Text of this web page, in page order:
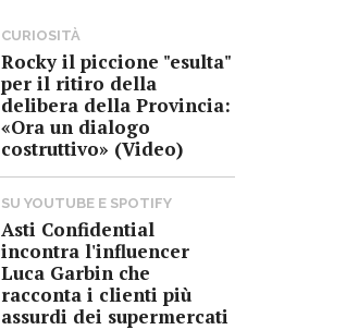
CURIOSITÀ
Rocky il piccione "esulta"
per il ritiro della
delibera della Provincia:
«Ora un dialogo
costruttivo» (Video)
SU YOUTUBE E SPOTIFY
Asti Confidential
incontra l'influencer
Luca Garbin che
racconta i clienti più
assurdi dei supermercati